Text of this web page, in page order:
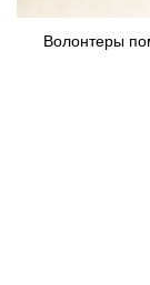
Волонтеры